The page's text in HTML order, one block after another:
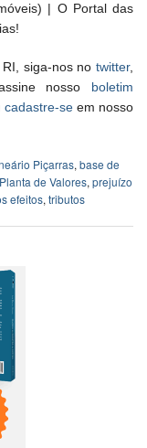
| O Portal das
siga-nos no twitter,
nosso boletim
cadastre-seem nosso
Piçarras, base de
Planta de Valores, prejuízo
efeitos, tributos